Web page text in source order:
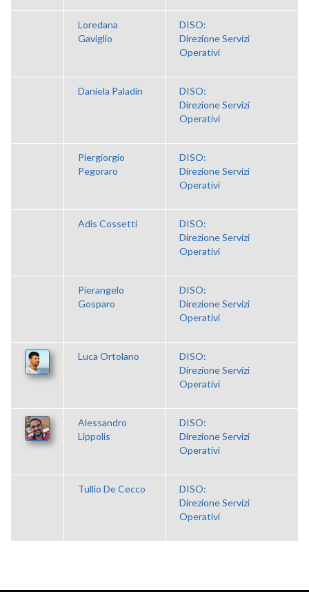
Loredana
Gaviglio
DISO:
Direzione Servizi
Operativi
Daniela Paladin
DISO:
Direzione Servizi
Operativi
Piergiorgio
Pegoraro
DISO:
Direzione Servizi
Operativi
Adis Cossetti
DISO:
Direzione Servizi
Operativi
Pierangelo
Gosparo
DISO:
Direzione Servizi
Operativi
Luca Ortolano
DISO:
Direzione Servizi
Operativi
Alessandro
Lippolis
DISO:
Direzione Servizi
Operativi
Tullio De Cecco
DISO:
Direzione Servizi
Operativi